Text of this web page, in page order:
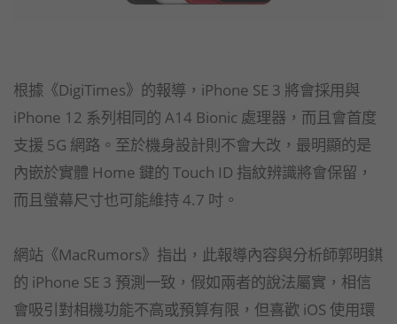
根據《DigiTimes》的報導，iPhone SE 3 將會採用與
iPhone 12 系列相同的 A14 Bionic 處理器，而且會首度
支援 5G 網路。至於機身設計則不會大改，最明顯的是
內嵌於實體 Home 鍵的 Touch ID 指紋辨識將會保留，
而且螢幕尺寸也可能維持 4.7 吋。
網站《MacRumors》指出，此報導內容與分析師郭明錤
的 iPhone SE 3 預測一致，假如兩者的說法屬實，相信
會吸引對相機功能不高或預算有限，但喜歡 iOS 使用環